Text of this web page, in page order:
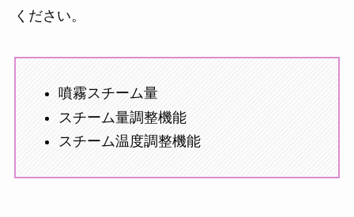
ください。
噴霧スチーム量
スチーム量調整機能
スチーム温度調整機能